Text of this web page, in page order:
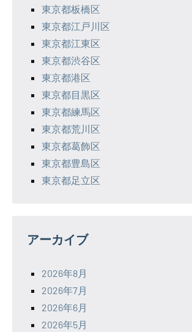
東京都板橋区
東京都江戸川区
東京都江東区
東京都渋谷区
東京都港区
東京都目黒区
東京都練馬区
東京都荒川区
東京都葛飾区
東京都豊島区
東京都足立区
アーカイブ
2026年8月
2026年7月
2026年6月
2026年5月